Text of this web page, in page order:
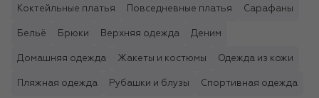
Коктейльные платья Повседневные платья Сарафаны
Бельё Брюки Верхняя одежда Деним
Домашняя одежда Жакеты и костюмы Одежда из кожи
Пляжная одежда Рубашки и блузы Спортивная одежда